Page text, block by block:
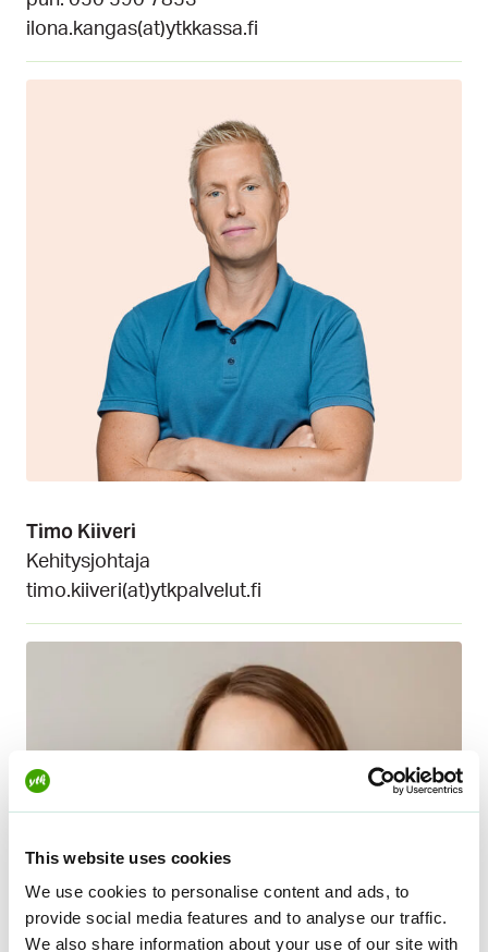
This website uses cookies
We use cookies to personalise content and ads, to
provide social media features and to analyse our traffic.
We also share information about your use of our site with
ilona.kangas(at)ytkkassa.fi
Timo Kiiveri
Kehitysjohtaja
timo.kiiveri(at)ytkpalvelut.fi